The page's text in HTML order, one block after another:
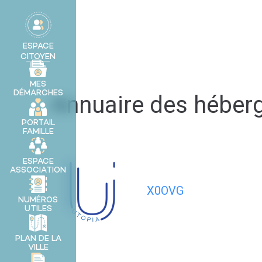
principal
ESPACE
CITOYEN
MES
DÉMARCHES
PORTAIL
FAMILLE
ESPACE
ASSOCIATION
NUMÉROS
UTILES
PLAN DE LA
VILLE
Annuaire des
X0OVG